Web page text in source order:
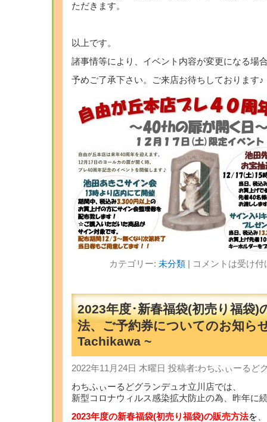
ただきます。
以上です。
諸事情等により、イベント内容が変更になる場
予めご了承下さい。ご来店お待ちしております♪
カテゴリー: 未分類| コメントは受け
2023年度･新春福袋(初売り福袋)
法、ご予約券についてのお知ら
Tachikawa ~
2022年11月24日 木曜日 投稿者:わちふぃーるど
わちふぃーるどグランデュオ立川店では、
新型コロナウィルス感染拡大防止の為、昨年に
2023年度の新春福袋(初売り福袋)の販売方法を